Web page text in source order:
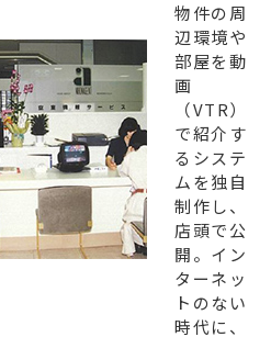
物件の周
辺環境や
部屋を動
画
（VTR）
で紹介す
るシステ
ムを独自
制作し、
店頭で公
開。イン
ターネッ
トのない
時代に、